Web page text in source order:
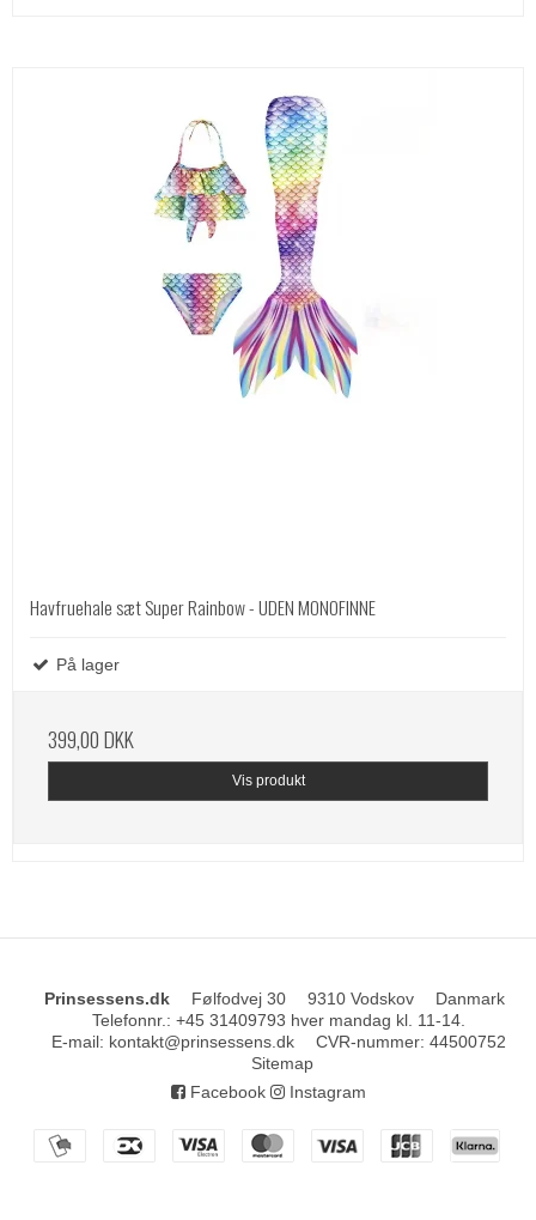
Havfruehale sæt Super Rainbow - UDEN MONOFINNE
På lager
399,00 DKK
Vis produkt
Prinsessens.dk Følfodvej 30 9310 Vodskov
Danmark
Telefonnr. : +45 31409793 hver mandag kl. 11-14.
E-mail: kontakt@prinsessens.dk CVR-nummer: 44500752
Sitemap
Facebook
Instagram